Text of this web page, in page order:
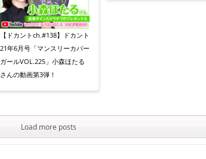
【ドカントch.#138】ドカント
21年6月号「マンスリーカバー
ガールVOL.225」小森ほたる
さんの動画第3弾！
Load more posts